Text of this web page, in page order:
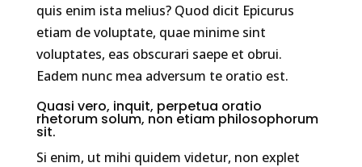
quis enim ista melius? Quod dicit Epicurus
etiam de voluptate, quae minime sint
voluptates, eas obscurari saepe et obrui.
Eadem nunc mea adversum te oratio est.
Quasi vero, inquit, perpetua oratio
rhetorum solum, non etiam philosophorum
sit.
Si enim, ut mihi quidem videtur, non explet